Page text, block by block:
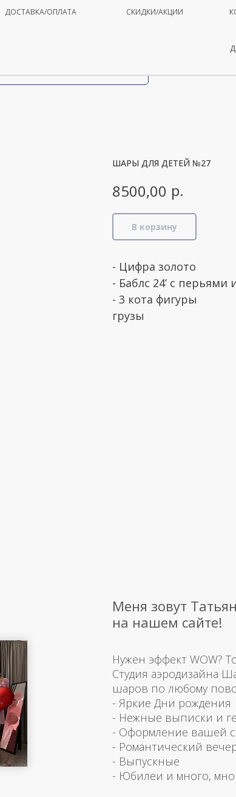
СКИДКИ/АКЦИИ
ДОСТАВКА/ОПЛАТА
ШАРЫ ДЛЯ ДЕТЕЙ №27
8500,00 р.
В корзину
- Цифра золото
- Баблс 24’ с
- 3 кота фигуры
грузы
Меня зовут
на нашем сайте!
Нужен эффект WOW?
Студия аэродизайна
шаров по любому
- Яркие Дни рождения
- Нежные выписки и
- Оформление вашей
- Романтический
- Выпускные
- Юбилеи и много,